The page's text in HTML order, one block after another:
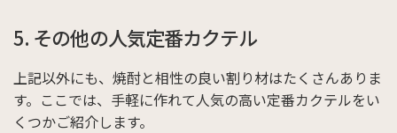
5. その他の人気定番カクテル
上記以外にも、焼酎と相性の良い割り材はたくさんありま
す。ここでは、手軽に作れて人気の高い定番カクテルをい
くつかご紹介します。